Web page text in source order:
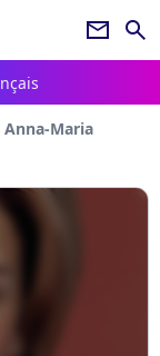
newsletter search
Anna-Maria